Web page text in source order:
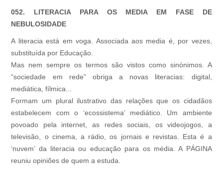
052. LITERACIA PARA OS MEDIA EM FASE DE
NEBULOSIDADE
A literacia está em voga. Associada aos media é, por vezes,
substituída por Educação.
Mas nem sempre os termos são vistos como sinónimos. A
“sociedade em rede” obriga a novas literacias: digital,
mediática, fílmica...
Formam um plural ilustrativo das relações que os cidadãos
estabelecem com o ‘ecossistema’ mediático. Um ambiente
povoado pela internet, as redes sociais, os videojogos, a
televisão, o cinema, a rádio, os jornais e revistas. Esta é a
‘nuvem’ da literacia ou educação para os média. A PÁGINA
reuniu opiniões de quem a estuda.